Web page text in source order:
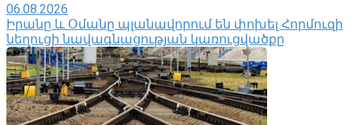
06.08.2026
Իրանը և Օմանը պլանավորում են փոխել Հորմուզի
նեղուցի նավագնացության կառուցվածքը